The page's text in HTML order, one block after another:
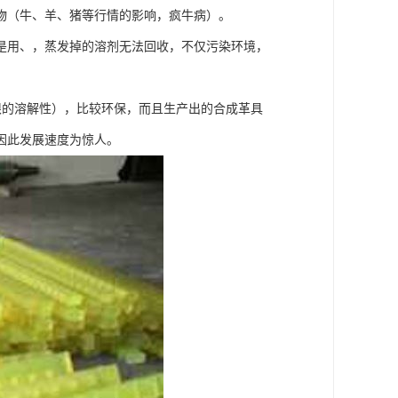
牛、羊、猪等行情的影响，疯牛病）。
、，蒸发掉的溶剂无法回收，不仅污染环境，
溶解性），比较环保，而且生产出的合成革具
发展速度为惊人。